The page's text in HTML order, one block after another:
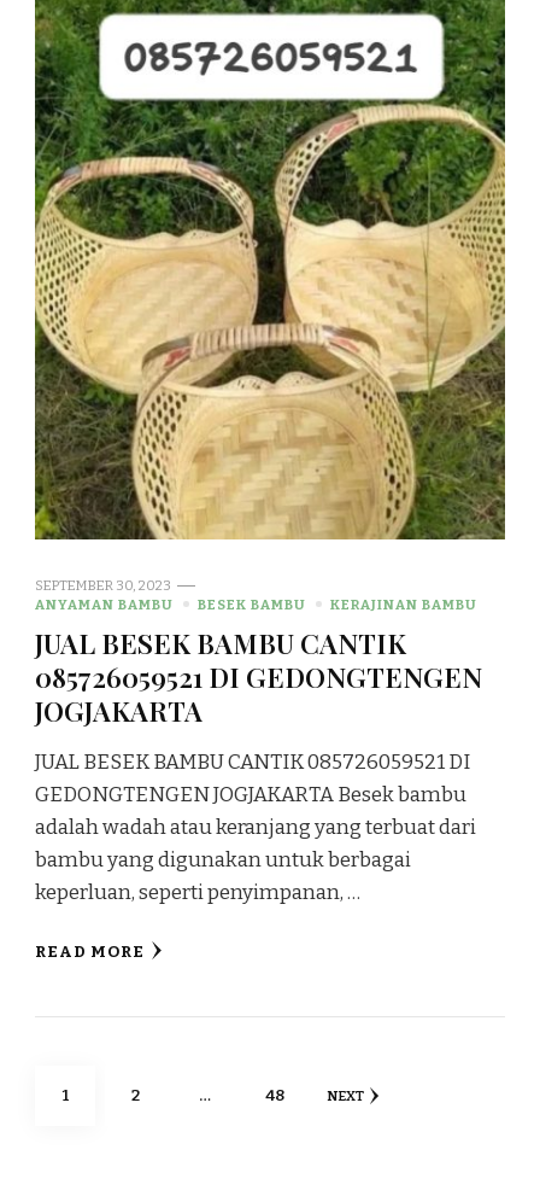
SEPTEMBER 30, 2023
ANYAMAN BAMBU
BESEK BAMBU KERAJINAN BAMBU
JUAL BESEK BAMBU CANTIK
085726059521 DI GEDONGTENGEN
JOGJAKARTA
JUAL BESEK BAMBU CANTIK 085726059521 DI
GEDONGTENGEN JOGJAKARTA Besek bambu
adalah wadah atau keranjang yang terbuat dari
bambu yang digunakan untuk berbagai
keperluan, seperti penyimpanan, …
READ MORE
Posts
PAGE
1 PAGE
2 … PAGE
48 NEXT